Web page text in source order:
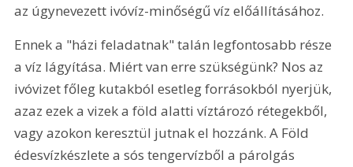
az úgynevezett ivóvíz-minőségű víz előállításához.
Ennek a "házi feladatnak" talán legfontosabb része
a víz lágyítása. Miért van erre szükségünk? Nos az
ivóvizet főleg kutakból esetleg forrásokból nyerjük,
azaz ezek a vizek a föld alatti víztározó rétegekből,
vagy azokon keresztül jutnak el hozzánk. A Föld
édesvízkészlete a sós tengervízből a párolgás